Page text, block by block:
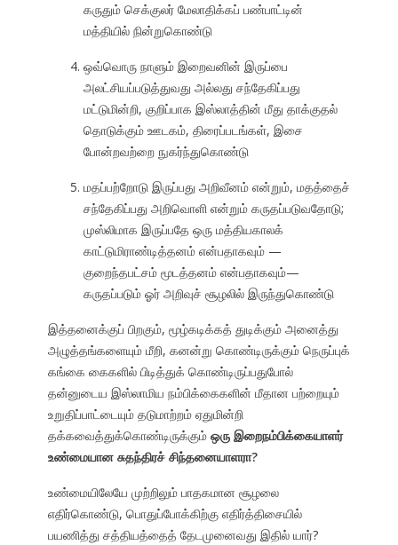
கருதும் செக்குலர் மேலாதிக்கப் பண்பாட்டின்
மத்தியில் நின்றுகொண்டு
ஒவ்வொரு நாளும் இறைவனின் இருப்பை
அலட்சியப்படுத்துவது அல்லது சந்தேகிப்பது
மட்டுமின்றி, குறிப்பாக இஸ்லாத்தின் மீது தாக்குதல்
தொடுக்கும் ஊடகம், திரைப்படங்கள், இசை
போன்றவற்றை நுகர்ந்துகொண்டு
மதப்பற்றோடு இருப்பது அறிவீனம் என்றும், மதத்தைச்
சந்தேகிப்பது அறிவொளி என்றும் கருதப்படுவதோடு;
முஸ்லிமாக இருப்பதே ஒரு மத்தியகாலக்
காட்டுமிராண்டித்தனம் என்பதாகவும் —
குறைந்தபட்சம் மூடத்தனம் என்பதாகவும்—
கருதப்படும் ஓர் அறிவுச் சூழலில் இருந்துகொண்டு
இத்தனைக்குப் பிறகும், மூழ்கடிக்கத் துடிக்கும் அனைத்து
அழுத்தங்களையும் மீறி, கனன்று கொண்டிருக்கும் நெருப்புக்
கங்கை கைகளில் பிடித்துக் கொண்டிருப்பதுபோல்
தன்னுடைய இஸ்லாமிய நம்பிக்கைகளின் மீதான பற்றையும்
உறுதிப்பாட்டையும் தடுமாற்றம் ஏதுமின்றி
தக்கவைத்துக்கொண்டிருக்கும் ஒரு இறைநம்பிக்கையாளர்
உண்மையான சுதந்திரச் சிந்தனையாளரா?
உண்மையிலேயே முற்றிலும் பாதகமான சூழலை
எதிர்கொண்டு, பொதுப்போக்கிற்கு எதிர்த்திசையில்
பயணித்து சத்தியத்தைத் தேடமுனைவது இதில் யார்?